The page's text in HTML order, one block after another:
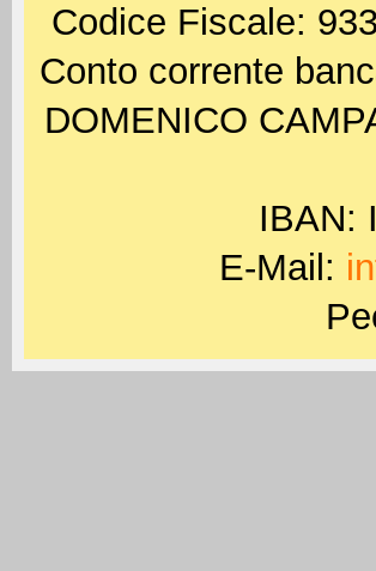
Codice Fiscale:
Conto corrente
DOMENICO
IBAN:
E-Mail: